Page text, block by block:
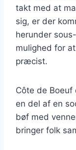
takt med at
sig, er der
herunder
mulighed for
præcist.
Côte de Boeuf
en del af en
bøf med
bringer folk